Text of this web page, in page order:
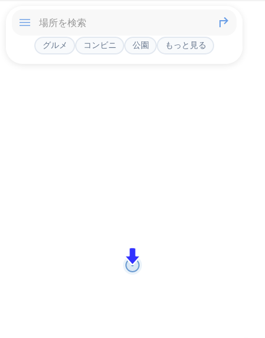
グルメ コンビニ 公園 もっと見る